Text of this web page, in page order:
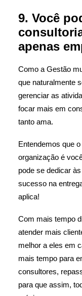
9. Você
apenas
Como a Gestão
que naturalmente
gerenciar as
focar mais em
tanto ama.
Entendemos que
organização é
pode se dedicar
sucesso na
aplica!
Com mais tempo
atender mais
melhor a eles em
mais tempo para
consultores,
para que assim,